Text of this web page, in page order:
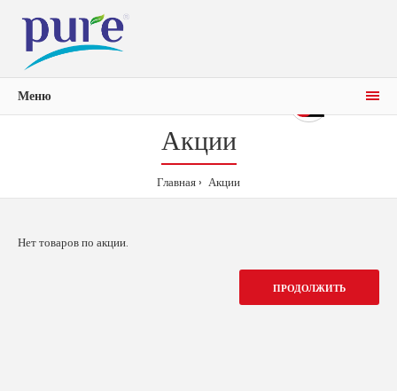
Меню
Акции
Главная Акции
Нет товаров по акции.
ПРОДОЛЖИТЬ